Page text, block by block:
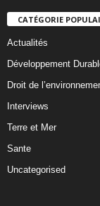
CATÉGORIE
Actualités
Développement
Droit de
Interviews
Terre et Mer
Sante
Uncategorised